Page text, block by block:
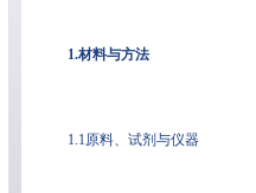
1.材料与方法
1.1原料、试剂与仪器